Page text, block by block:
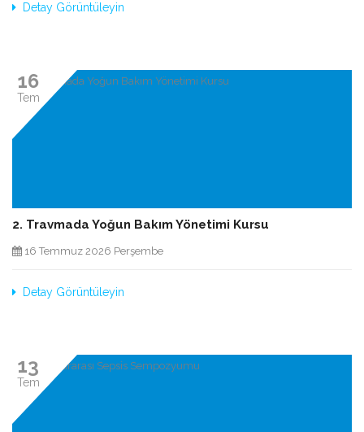
Detay Görüntüleyin
16
Tem
2. Travmada Yoğun Bakım Yönetimi Kursu
16 Temmuz 2026 Perşembe
Detay Görüntüleyin
13
Tem